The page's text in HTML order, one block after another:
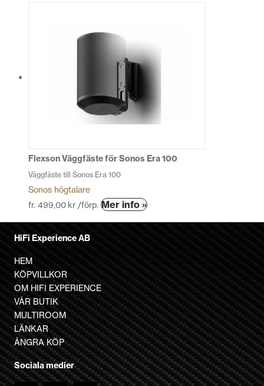
flera
varianter.
alternativen
kan
väljas
produktsidan
Flexson Väggfäste för Sonos Era 100
Väggfäste till Sonos Era 100
Sonos högtalare
fr. 499,00 kr /förp. Mer info »Den
varianter.
De
olika
alternativen
kan
väljas
på
produktsidan
HiFi Experience AB
HEM
KÖPVILLKOR
OM HIFI EXPERIENCE
VÅR BUTIK
MULTIROOM
LÄNKAR
ÅNGRA KÖP
Sociala medier